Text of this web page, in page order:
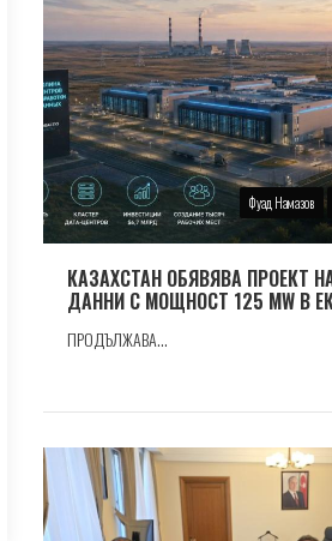
Фуад Намазов
КАЗАХСТАН ОБЯВЯВА ПРОЕКТ
ДАННИ С МОЩНОСТ 125 MW В
ПРОДЪЛЖАВА...